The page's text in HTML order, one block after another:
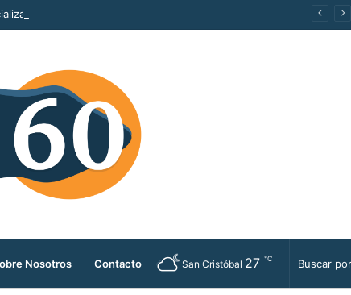
durante la Feria de las Flores
Nosotros Contacto San Cristóbal 27 ℃